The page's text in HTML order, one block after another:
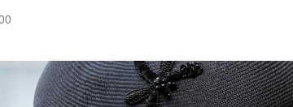
öffnen/schließen